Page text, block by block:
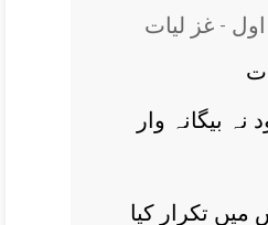
- غز ليات
بيگانہ وار
ميں تکرار کيا